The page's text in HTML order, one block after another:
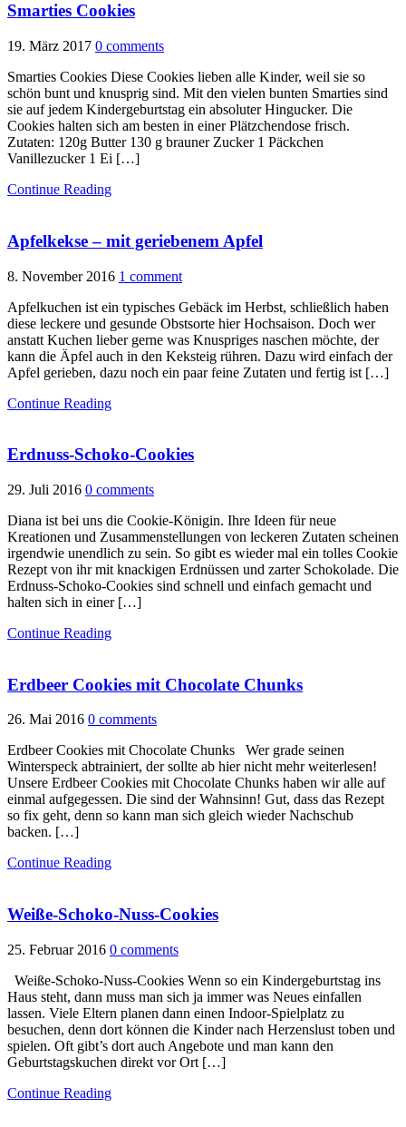
Smarties Cookies
19. März 2017 0 comments
Smarties Cookies Diese Cookies lieben alle Kinder, weil sie so
schön bunt und knusprig sind. Mit den vielen bunten Smarties sind
sie auf jedem Kindergeburtstag ein absoluter Hingucker. Die
Cookies halten sich am besten in einer Plätzchendose frisch.
Zutaten: 120g Butter 130 g brauner Zucker 1 Päckchen
Vanillezucker 1 Ei […]
Continue Reading
Apfelkekse – mit geriebenem Apfel
8. November 2016 1 comment
Apfelkuchen ist ein typisches Gebäck im Herbst, schließlich haben
diese leckere und gesunde Obstsorte hier Hochsaison. Doch wer
anstatt Kuchen lieber gerne was Knuspriges naschen möchte, der
kann die Äpfel auch in den Keksteig rühren. Dazu wird einfach der
Apfel gerieben, dazu noch ein paar feine Zutaten und fertig ist […]
Continue Reading
Erdnuss-Schoko-Cookies
29. Juli 2016 0 comments
Diana ist bei uns die Cookie-Königin. Ihre Ideen für neue
Kreationen und Zusammenstellungen von leckeren Zutaten scheinen
irgendwie unendlich zu sein. So gibt es wieder mal ein tolles Cookie
Rezept von ihr mit knackigen Erdnüssen und zarter Schokolade. Die
Erdnuss-Schoko-Cookies sind schnell und einfach gemacht und
halten sich in einer […]
Continue Reading
Erdbeer Cookies mit Chocolate Chunks
26. Mai 2016 0 comments
Erdbeer Cookies mit Chocolate Chunks Wer grade seinen
Winterspeck abtrainiert, der sollte ab hier nicht mehr weiterlesen!
Unsere Erdbeer Cookies mit Chocolate Chunks haben wir alle auf
einmal aufgegessen. Die sind der Wahnsinn! Gut, dass das Rezept
so fix geht, denn so kann man sich gleich wieder Nachschub
backen. […]
Continue Reading
Weiße-Schoko-Nuss-Cookies
25. Februar 2016 0 comments
Weiße-Schoko-Nuss-Cookies Wenn so ein Kindergeburtstag ins
Haus steht, dann muss man sich ja immer was Neues einfallen
lassen. Viele Eltern planen dann einen Indoor-Spielplatz zu
besuchen, denn dort können die Kinder nach Herzenslust toben und
spielen. Oft gibt’s dort auch Angebote und man kann den
Geburtstagskuchen direkt vor Ort […]
Continue Reading